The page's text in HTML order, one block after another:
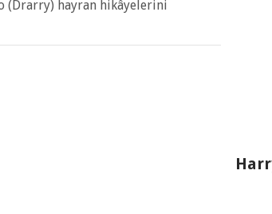
(Drarry) hayran hikâyelerini